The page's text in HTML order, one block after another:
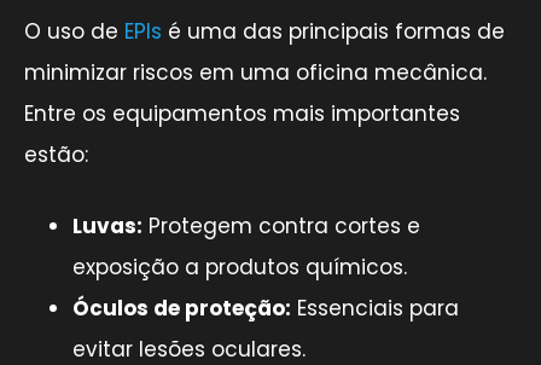
O uso de EPIs é uma das principais formas de
minimizar riscos em uma oficina mecânica.
Entre os equipamentos mais importantes
estão:
Luvas: Protegem contra cortes e
exposição a produtos químicos.
Óculos de proteção: Essenciais para
evitar lesões oculares.